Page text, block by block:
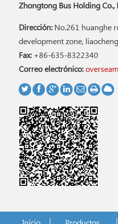
Zhongtong Bus Holding Co.,
Dirección:No.261 huanghe
development zone,
Fax:+86-635-8322340
Correo electrónico: